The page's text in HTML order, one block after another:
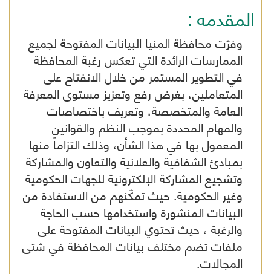
المقدمه :
وفرّت محافظة المنيا البيانات المفتوحة لجميع
الممارسات الرائدة التي تعكس رغبة المحافظة
في التطوير المستمر من خلال الانفتاح على
المتعاملين، بغرض رفع وتعزيز مستوى المعرفة
العامة والمتخصصة، وتعريف باختصاصات
والمهام المحددة بموجب النظم والقوانين
المعمول بها في هذا الشأن، وذلك التزاماً منها
بمبادئ الشفافية والعلانية والتعاون والمشاركة
وتشجيع المشاركة الإلكترونية للجهات الحكومية
وغير الحكومية. حيث تمكّنهم من الاستفادة من
البيانات المنشورة واستخدامها حسب الحاجة
والرغبة ، حيث تحتوي البيانات المفتوحة على
ملفات تضم مختلف بيانات المحافظة في شتى
المجالات.